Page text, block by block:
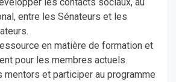
entre les Sénateurs et les
en matière de formation et
pour les membres actuels.
mentors et participer au programme